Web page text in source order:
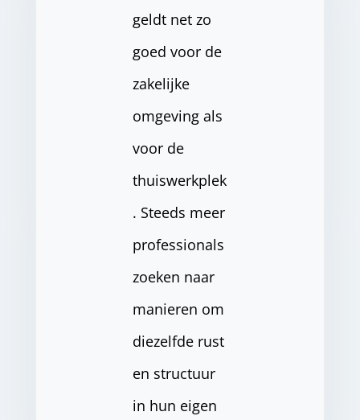
geldt net zo
goed voor de
zakelijke
omgeving als
voor de
thuiswerkplek
. Steeds meer
professionals
zoeken naar
manieren om
diezelfde rust
en structuur
in hun eigen